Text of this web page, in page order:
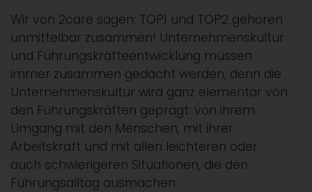
Wir von 2care sagen: TOP1 und TOP2 gehören
unmittelbar zusammen! Unternehmenskultur
und Führungskräfteentwicklung müssen
immer zusammen gedacht werden, denn die
Unternehmenskultur wird ganz elementar von
den Führungskräften geprägt: von ihrem
Umgang mit den Menschen, mit ihrer
Arbeitskraft und mit allen leichteren oder
auch schwierigeren Situationen, die den
Führungsalltag ausmachen.